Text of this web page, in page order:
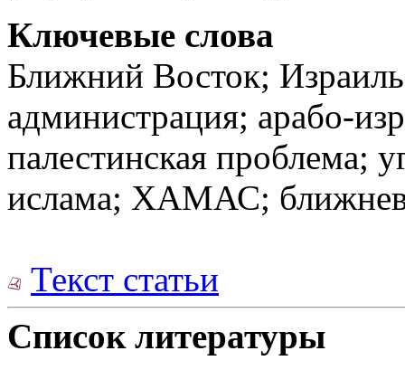
Ключевые слова
Ближний Восток;
администрация; арабо-
палестинская проблема;
ислама; ХАМАС;
Текст статьи
Список литературы